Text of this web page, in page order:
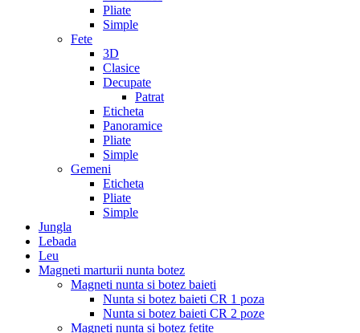
Pliate
Simple
Fete
3D
Clasice
Decupate
Patrat
Eticheta
Panoramice
Pliate
Simple
Gemeni
Eticheta
Pliate
Simple
Jungla
Lebada
Leu
Magneti marturii nunta botez
Magneti nunta si botez baieti
Nunta si botez baieti CR 1 poza
Nunta si botez baieti CR 2 poze
Magneti nunta si botez fetite